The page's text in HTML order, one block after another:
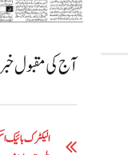
آج کی مقبول